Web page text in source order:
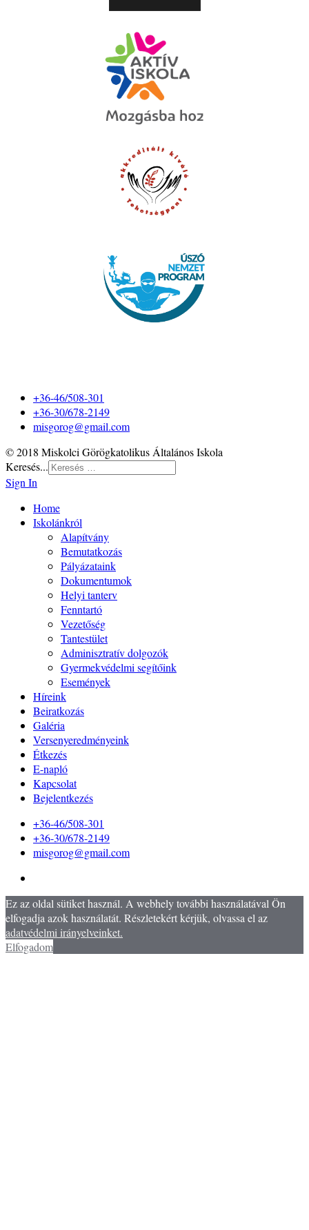
+36-46/508-301
+36-30/678-2149
misgorog@gmail.com
© 2018 Miskolci Görögkatolikus Általános Iskola
Keresés...
Sign In
Home
Iskolánkról
Alapítvány
Bemutatkozás
Pályázataink
Dokumentumok
Helyi tanterv
Fenntartó
Vezetőség
Tantestület
Adminisztratív dolgozók
Gyermekvédelmi segítőink
Események
Híreink
Beiratkozás
Galéria
Versenyeredményeink
Étkezés
E-napló
Kapcsolat
Bejelentkezés
+36-46/508-301
+36-30/678-2149
misgorog@gmail.com
Ez az oldal sütiket használ. A webhely további használatával Ön
elfogadja azok használatát. Részletekért kérjük, olvassa el az
adatvédelmi irányelveinket.
Elfogadom